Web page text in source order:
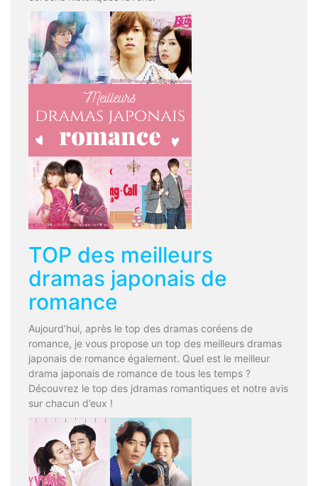
TOP des meilleurs
dramas japonais de
romance
Aujourd’hui, après le top des dramas coréens de
romance, je vous propose un top des meilleurs dramas
japonais de romance également. Quel est le meilleur
drama japonais de romance de tous les temps ?
Découvrez le top des jdramas romantiques et notre avis
sur chacun d’eux !